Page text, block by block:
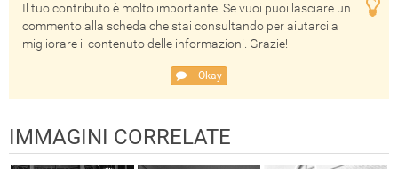
Il tuo contributo è molto importante! Se vuoi puoi lasciare un
commento alla scheda che stai consultando per aiutarci a
migliorare il contenuto delle informazioni. Grazie!
Okay
IMMAGINI CORRELATE